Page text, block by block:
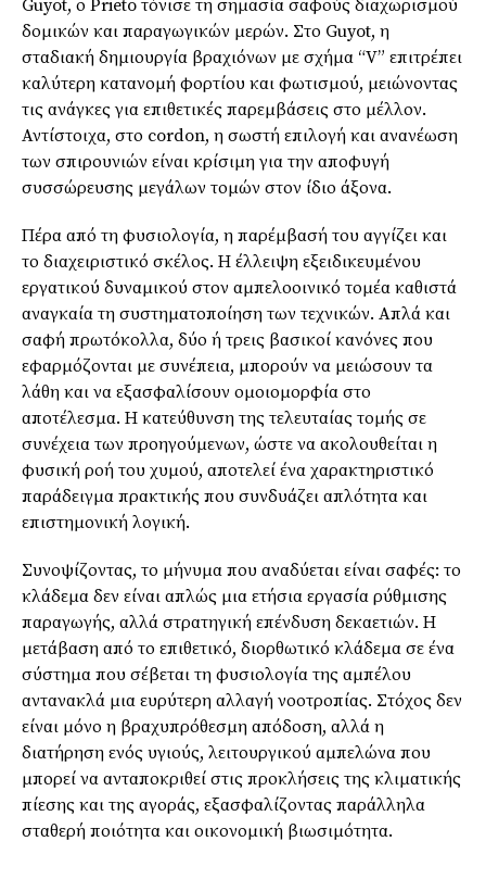
Guyot, ο Prieto τόνισε τη σημασία σαφούς διαχωρισμού
δομικών και παραγωγικών μερών. Στο Guyot, η
σταδιακή δημιουργία βραχιόνων με σχήμα “V” επιτρέπει
καλύτερη κατανομή φορτίου και φωτισμού, μειώνοντας
τις ανάγκες για επιθετικές παρεμβάσεις στο μέλλον.
Αντίστοιχα, στο cordon, η σωστή επιλογή και ανανέωση
των σπιρουνιών είναι κρίσιμη για την αποφυγή
συσσώρευσης μεγάλων τομών στον ίδιο άξονα.
Πέρα από τη φυσιολογία, η παρέμβασή του αγγίζει και
το διαχειριστικό σκέλος. Η έλλειψη εξειδικευμένου
εργατικού δυναμικού στον αμπελοοινικό τομέα καθιστά
αναγκαία τη συστηματοποίηση των τεχνικών. Απλά και
σαφή πρωτόκολλα, δύο ή τρεις βασικοί κανόνες που
εφαρμόζονται με συνέπεια, μπορούν να μειώσουν τα
λάθη και να εξασφαλίσουν ομοιομορφία στο
αποτέλεσμα. Η κατεύθυνση της τελευταίας τομής σε
συνέχεια των προηγούμενων, ώστε να ακολουθείται η
φυσική ροή του χυμού, αποτελεί ένα χαρακτηριστικό
παράδειγμα πρακτικής που συνδυάζει απλότητα και
επιστημονική λογική.
Συνοψίζοντας, το μήνυμα που αναδύεται είναι σαφές: το
κλάδεμα δεν είναι απλώς μια ετήσια εργασία ρύθμισης
παραγωγής, αλλά στρατηγική επένδυση δεκαετιών. Η
μετάβαση από το επιθετικό, διορθωτικό κλάδεμα σε ένα
σύστημα που σέβεται τη φυσιολογία της αμπέλου
αντανακλά μια ευρύτερη αλλαγή νοοτροπίας. Στόχος δεν
είναι μόνο η βραχυπρόθεσμη απόδοση, αλλά η
διατήρηση ενός υγιούς, λειτουργικού αμπελώνα που
μπορεί να ανταποκριθεί στις προκλήσεις της κλιματικής
πίεσης και της αγοράς, εξασφαλίζοντας παράλληλα
σταθερή ποιότητα και οικονομική βιωσιμότητα.